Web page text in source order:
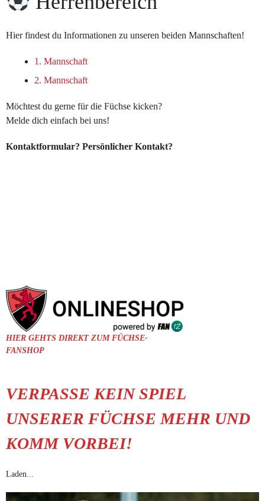
Hier findest du Informationen zu unseren beiden Mannschaften!
1. Mannschaft
2. Mannschaft
Möchtest du gerne für die Füchse kicken?
Melde dich einfach bei uns!
Kontaktformular? Persönlicher Kontakt?
HIER GEHTS DIREKT ZUM FÜCHSE-
FANSHOP
VERPASSE KEIN SPIEL
UNSERER FÜCHSE MEHR UND
KOMM VORBEI!
Laden...